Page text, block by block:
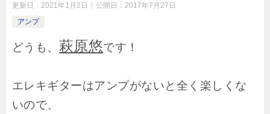
更新日： 2021年1月2日 公開日： 2017年7月27日
アンプ
どうも、 萩原悠です！
エレキギターはアンプがないと全く楽しくな
いので、